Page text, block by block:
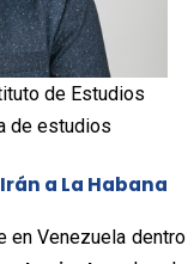
de Estudios
de estudios
a La Habana
en Venezuela dentro